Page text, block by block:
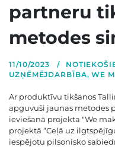
partneru
metodes
11/10/2023
UZŅĒMĒJDARBĪBA,WE
Ar produktīvu tikšanos
apguvuši jaunas metodes
ieviešanā projekta "We
projektā “Ceļā uz
iespējotu pilsonisko